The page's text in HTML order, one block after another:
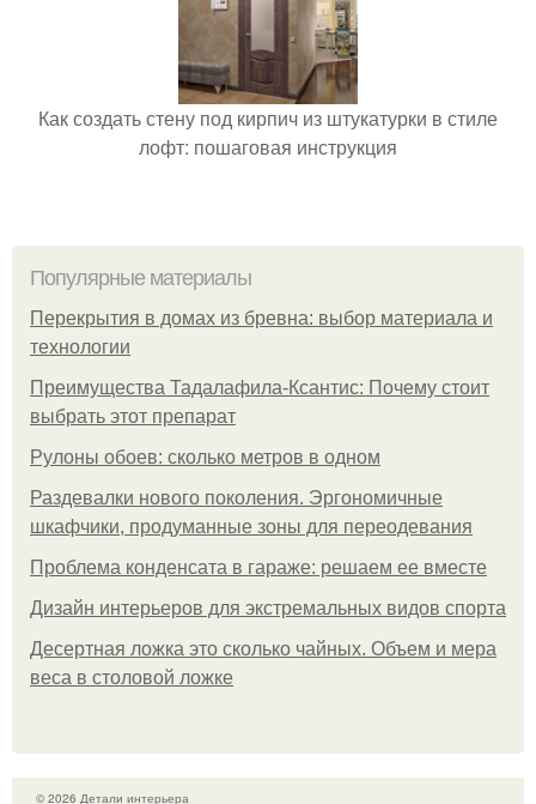
Как создать стену под кирпич из штукатурки в стиле
лофт: пошаговая инструкция
Популярные материалы
Перекрытия в домах из бревна: выбор материала и
технологии
Преимущества Тадалафила-Ксантис: Почему стоит
выбрать этот препарат
Рулоны обоев: сколько метров в одном
Раздевалки нового поколения. Эргономичные
шкафчики, продуманные зоны для переодевания
Проблема конденсата в гараже: решаем ее вместе
Дизайн интерьеров для экстремальных видов спорта
Десертная ложка это сколько чайных. Объем и мера
веса в столовой ложке
© 2026 Детали интерьера